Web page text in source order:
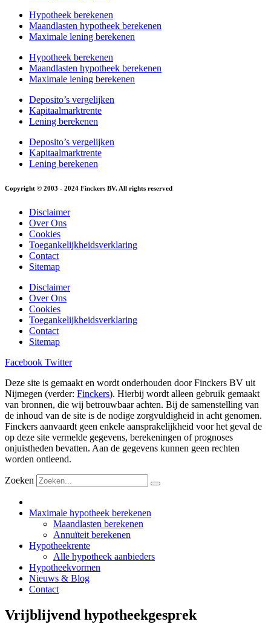
Hypotheek berekenen
Maandlasten hypotheek berekenen
Maximale lening berekenen
Hypotheek berekenen
Maandlasten hypotheek berekenen
Maximale lening berekenen
Deposito’s vergelijken
Kapitaalmarktrente
Lening berekenen
Deposito’s vergelijken
Kapitaalmarktrente
Lening berekenen
Copyright © 2003 - 2024 Finckers BV. All rights reserved
Disclaimer
Over Ons
Cookies
Toegankelijkheidsverklaring
Contact
Sitemap
Disclaimer
Over Ons
Cookies
Toegankelijkheidsverklaring
Contact
Sitemap
Facebook Twitter
Deze site is gemaakt en wordt onderhouden door Finckers BV uit
Nijmegen (verder: Finckers). Hierbij wordt alleen gebruik gemaakt
van bronnen, die wij betrouwbaar achten. Bij de samenstelling van
de inhoud van de site is de nodige zorgvuldigheid in acht genomen.
Finckers aanvaardt geen enkele aansprakelijkheid voor het geval de
op deze site vermelde gegevens, berekeningen of prognoses
onjuistheden bevatten. Aan de gegevens kunnen geen rechten
worden ontleend.
Zoeken
Maximale hypotheek berekenen
Maandlasten berekenen
Annuïteit berekenen
Hypotheekrente
Alle hypotheek aanbieders
Hypotheekvormen
Nieuws & Blog
Contact
Vrijblijvend hypotheekgesprek